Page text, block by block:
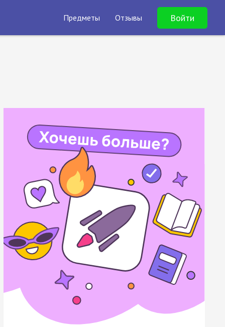
Предметы Отзывы Войти